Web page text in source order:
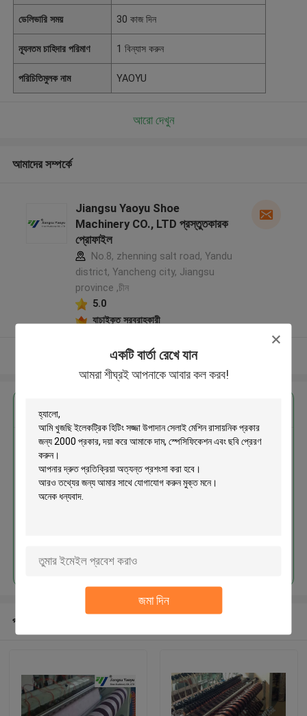
একটি বার্তা রেখে যান
আমরা শীঘ্রই আপনাকে আবার কল করব!
জমা দিন
ডেলিভারি সময় 30 কাজ দিন
ন্যূনতম চাহিদার পরিমাণ 1 বিন্যাস করুন
পরিচিতিমুলক নাম YAOYU
আরো দেখুন
আমাদের সম্পর্কে
Jiangsu Yaoyu Shoe
Machinery CO., LTD প্রস্তুতকারক
প্রোফাইল
No.8, zhenning salt road, Yandu
district, Yancheng city, Jiangsu
province ,চীন
5.0
যাচাইকৃত সরবরাহকারী
আরো দেখুন
ইলেকট্রিক হিটিং সজ্জা উপাদান সেলাই মেশিন
রাসায়নিক প্রকার জন্য 2000 প্রকার
প্রস্তাবিত পণ্য